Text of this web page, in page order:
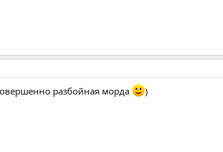
разбойная морда )